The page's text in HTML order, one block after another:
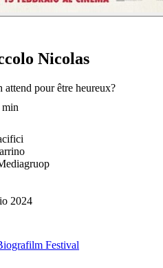
Nicolas
pour être heureux?
min
2024
Festival